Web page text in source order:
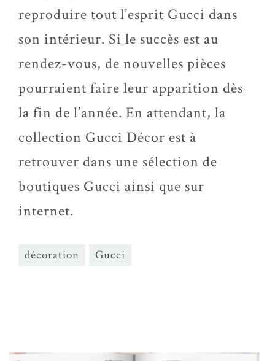
reproduire tout l’esprit Gucci dans
son intérieur. Si le succès est au
rendez-vous, de nouvelles pièces
pourraient faire leur apparition dès
la fin de l’année. En attendant, la
collection Gucci Décor est à
retrouver dans une sélection de
boutiques Gucci ainsi que sur
internet.
décoration Gucci